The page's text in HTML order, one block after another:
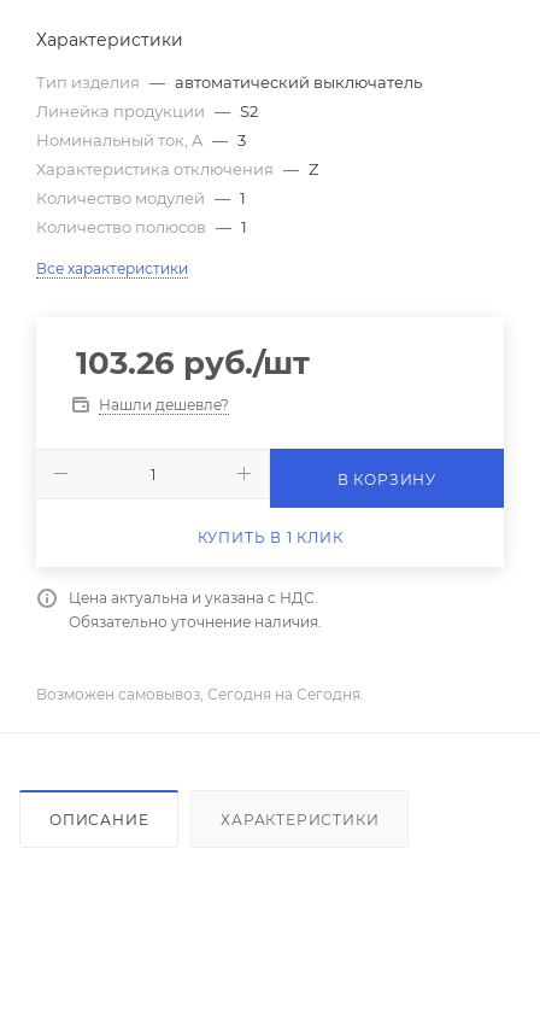
Характеристики
Тип изделия — автоматический выключатель
Линейка продукции — S2
Номинальный ток, A — 3
Характеристика отключения — Z
Количество модулей — 1
Количество полюсов — 1
Все характеристики
103.26 руб./шт
Нашли дешевле?
В КОРЗИНУ
КУПИТЬ В 1 КЛИК
Цена актуальна и указана с НДС.
Обязательно уточнение наличия.
Возможен самовывоз, Сегодня на Сегодня.
ОПИСАНИЕ ХАРАКТЕРИСТИКИ